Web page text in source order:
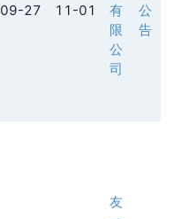
09-27
11-01
有
限
公
司
公
告
友